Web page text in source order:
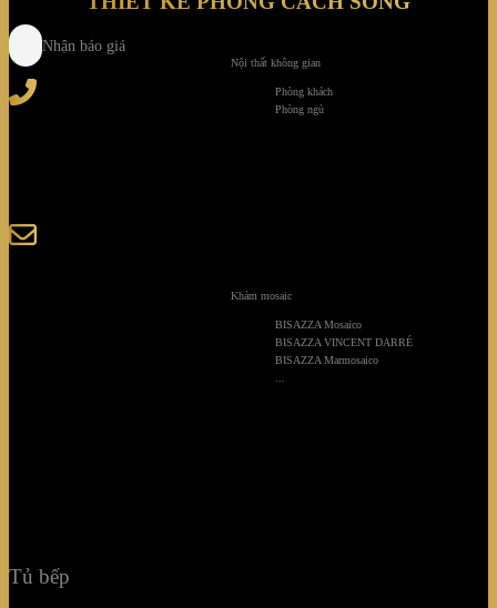
Nội thất không gian
Phòng khách
Phòng ngủ
Khảm mosaic
BISAZZA Mosaico
BISAZZA VINCENT DARRÉ
BISAZZA Marmosaico
Nhận báo giá
Tủ bếp